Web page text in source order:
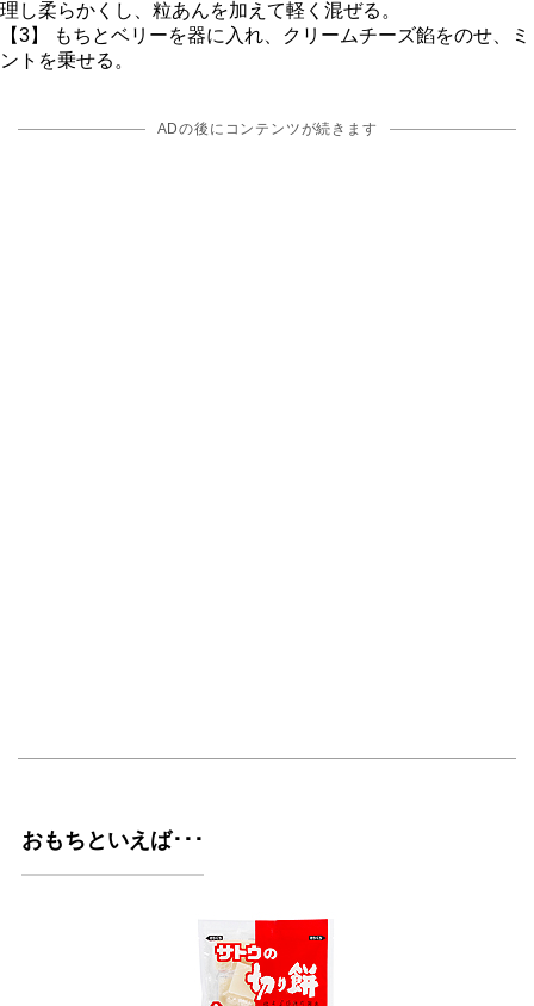
理し柔らかくし、粒あんを加えて軽く混ぜる。
【3】 もちとベリーを器に入れ、クリームチーズ餡をのせ、ミ
ントを乗せる。
ADの後にコンテンツが続きます
おもちといえば･･･